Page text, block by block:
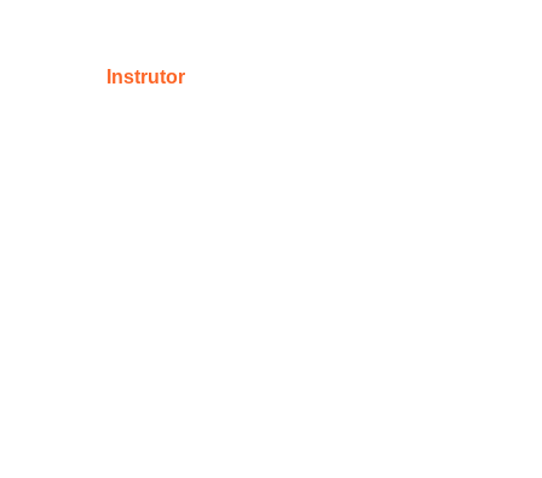
Instrutor